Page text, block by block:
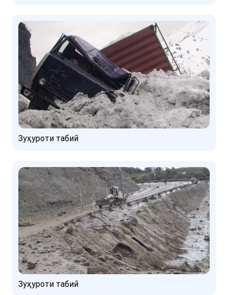
Зуҳуроти табиӣ
Зуҳуроти табиӣ